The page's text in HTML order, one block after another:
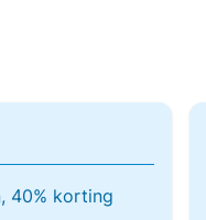
40% korting